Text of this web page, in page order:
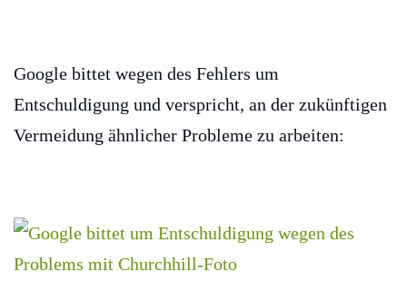
Google bittet wegen des Fehlers um
Entschuldigung und verspricht, an der zukünftigen
Vermeidung ähnlicher Probleme zu arbeiten: